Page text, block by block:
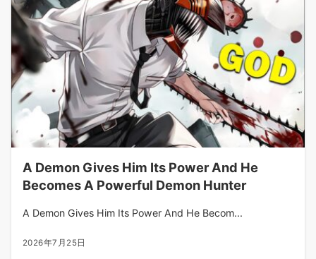
A Demon Gives Him Its Power And He
Becomes A Powerful Demon Hunter
A Demon Gives Him Its Power And He Becom...
2026年7月25日